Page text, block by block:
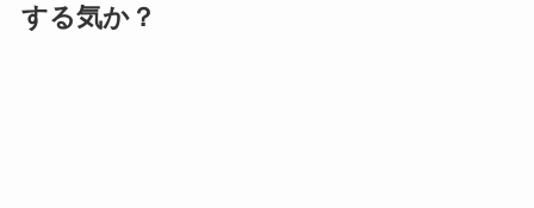
する気か？